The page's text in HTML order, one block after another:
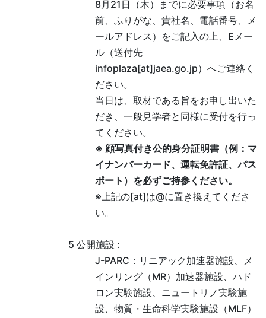
8月21日（木）までに必要事項（お名
前、ふりがな、貴社名、電話番号、メ
ールアドレス）をご記入の上、Eメー
ル（送付先
infoplaza[at]jaea.go.jp）へご連絡く
ださい。
当日は、取材である旨をお申し出いた
だき、一般見学者と同様に受付を行っ
てください。
※ 顔写真付き公的身分証明書（例：マ
イナンバーカード、運転免許証、パス
ポート）を必ずご持参ください。
※上記の[at]は@に置き換えてくださ
い。
5 公開施設 :
J-PARC：リニアック加速器施設、メ
インリング（MR）加速器施設、ハド
ロン実験施設、ニュートリノ実験施
設、物質・生命科学実験施設（MLF）